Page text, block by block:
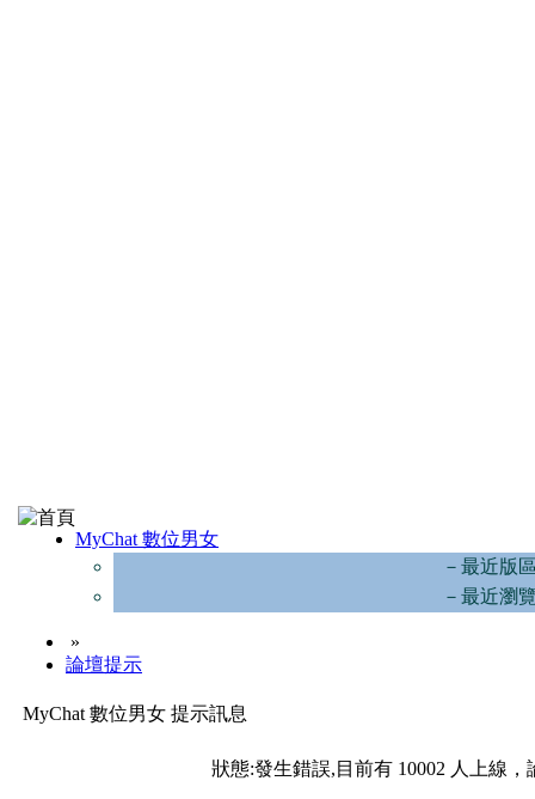
MyChat 數位男女
－最近版
－最近瀏
»
論壇提示
MyChat 數位男女 提示訊息
狀態:發生錯誤,目前有 10002 人上線